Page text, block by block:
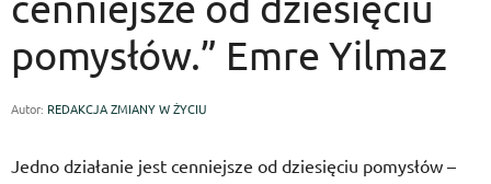
pomysłów.” Emre Yilmaz
Autor: REDAKCJA ZMIANY W ŻYCIU
Jedno działanie jest cenniejsze od dziesięciu pomysłów –